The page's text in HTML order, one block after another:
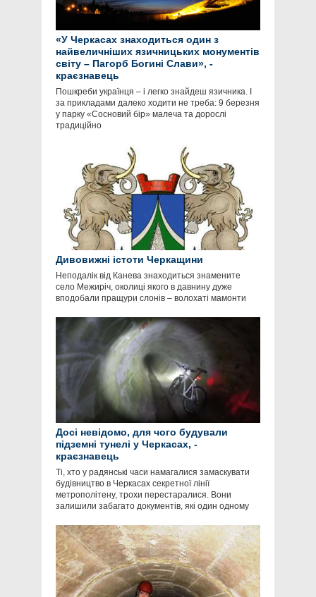
«У Черкасах знаходиться один з
найвеличніших язичницьких монументів
світу – Пагорб Богині Слави», -
краєзнавець
Пошкреби українця – і легко знайдеш язичника. І
за прикладами далеко ходити не треба: 9 березня
у парку «Сосновий бір» малеча та дорослі
традиційно
Дивовижні істоти Черкащини
Неподалік від Канева знаходиться знамените
село Межиріч, околиці якого в давнину дуже
вподобали пращури слонів – волохаті мамонти
Досі невідомо, для чого будували
підземні тунелі у Черкасах, -
краєзнавець
Ті, хто у радянські часи намагалися замаскувати
будівництво в Черкасах секретної лінії
метрополітену, трохи перестаралися. Вони
залишили забагато документів, які один одному